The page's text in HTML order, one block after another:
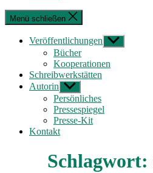
Menü schließen
Veröffentlichungen Untermenü
anzeigen
Bücher
Kooperationen
Schreibwerkstätten
Autorin Untermenü
anzeigen
Persönliches
Pressespiegel
Presse-Kit
Kontakt
Schlagwort: